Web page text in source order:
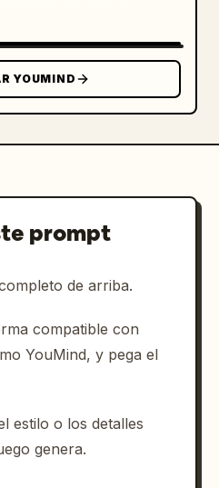
YOUMIND
prompt
de arriba.
compatible con
YouMind, y pega el
estilo o los detalles
genera.